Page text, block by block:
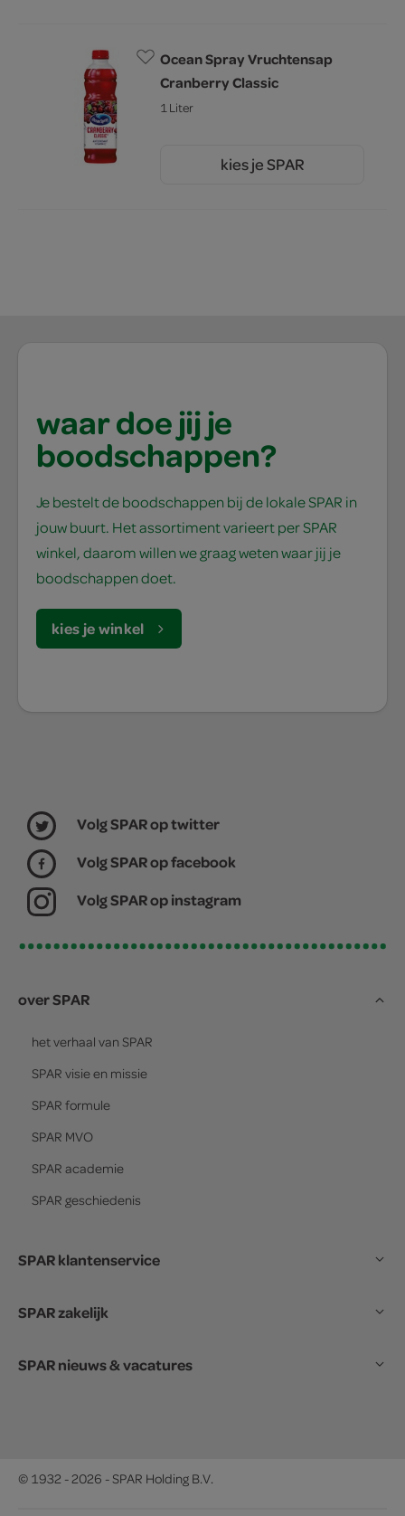
Ocean Spray Vruchtensap
Cranberry Classic
1 Liter
kies je SPAR
waar doe jij je
boodschappen?
Je bestelt de boodschappen bij de lokale SPAR in
jouw buurt. Het assortiment varieert per SPAR
winkel, daarom willen we graag weten waar jij je
boodschappen doet.
kies je winkel
Volg SPAR op twitter
Volg SPAR op facebook
Volg SPAR op instagram
over SPAR
het verhaal van SPAR
SPAR visie en missie
SPAR formule
SPAR MVO
SPAR academie
SPAR geschiedenis
SPAR klantenservice
SPAR zakelijk
SPAR nieuws & vacatures
© 1932 - 2026 - SPAR Holding B.V.